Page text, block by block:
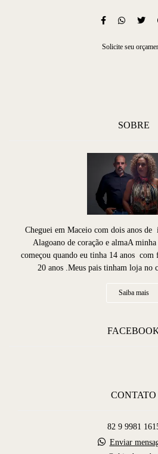
Solicite seu
SOBRE
Cheguei em Maceio com dois anos de
Alagoano de coração e almaA
começou quando eu tinha 14 anos
20 anos .Meus pais tinham loja no
Saiba mais
CONTATO
82 9 9981
Enviar